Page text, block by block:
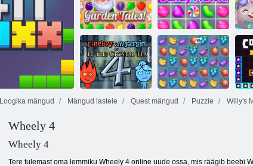
Sea Soomuslaev
Kris-mas
mahjong
Aiajutud Kommimäng!
Loogika mängud Mängud lastele Quest mängud Puzzle Willy's
Wheely 4
Wheely 4
Tere tulemast oma lemmiku Wheely 4 online uude ossa, mis räägib beebi